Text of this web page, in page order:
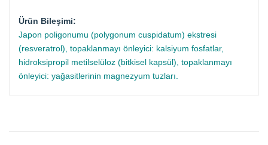
Ürün Bileşimi:
Japon poligonumu (polygonum cuspidatum) ekstresi
(resveratrol), topaklanmayı önleyici: kalsiyum fosfatlar,
hidroksipropil metilselüloz (bitkisel kapsül), topaklanmayı
önleyici: yağasitlerinin magnezyum tuzları.